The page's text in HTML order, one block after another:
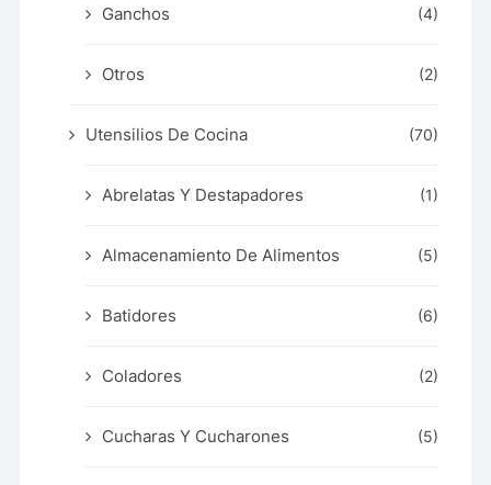
Ganchos (4)
Otros (2)
Utensilios De Cocina (70)
Abrelatas Y Destapadores (1)
Almacenamiento De Alimentos (5)
Batidores (6)
Coladores (2)
Cucharas Y Cucharones (5)